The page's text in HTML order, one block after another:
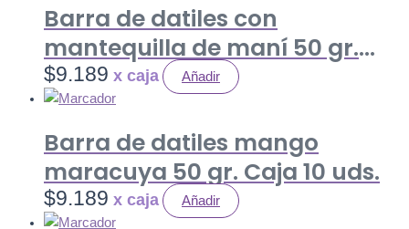
Barra de datiles con
mantequilla de maní 50 gr.
Caja 10 uds.
$9.189 Añadir
Barra de datiles mango
maracuya 50 gr. Caja 10 uds.
$9.189 Añadir